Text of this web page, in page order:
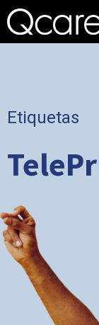
Etiquetas